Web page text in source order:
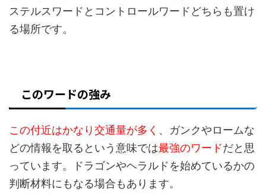
ステルスワードとコントロールワードどちらも置け
る場所です。
このワードの強み
この付近はかなり交通量が多く 、ガンクやロームな
どの情報を取るという意味では最強のワードだと思
っています。ドラゴンやヘラルドを始めているかの
判断材料にもなる場合もあります。